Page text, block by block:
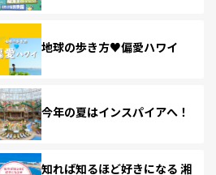
地球の歩き方♥偏愛ハワイ
今年の夏はインスパイアへ！
知れば知るほど好きになる 湘